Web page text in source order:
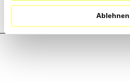
Ablehnen
Rezensionen